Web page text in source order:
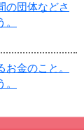
の団体などさ
金のこと。